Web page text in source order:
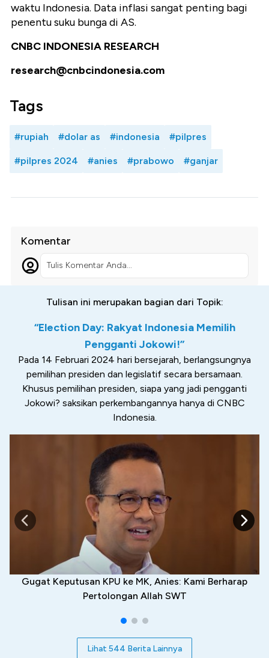
waktu Indonesia. Data inflasi sangat penting bagi
penentu suku bunga di AS.
CNBC INDONESIA RESEARCH
research@cnbcindonesia.com
Tags
#rupiah #dolar as #indonesia #pilpres
#pilpres 2024 #anies #prabowo #ganjar
Komentar
Tulis Komentar Anda...
Tulisan ini merupakan bagian dari Topik:
“Election Day: Rakyat Indonesia Memilih
Pengganti Jokowi!”
Pada 14 Februari 2024 hari bersejarah, berlangsungnya
pemilihan presiden dan legislatif secara bersamaan.
Khusus pemilihan presiden, siapa yang jadi pengganti
Jokowi? saksikan perkembangannya hanya di CNBC
Indonesia.
Gugat Keputusan KPU ke MK, Anies: Kami Berharap
Pertolongan Allah SWT
Lihat 544 Berita Lainnya